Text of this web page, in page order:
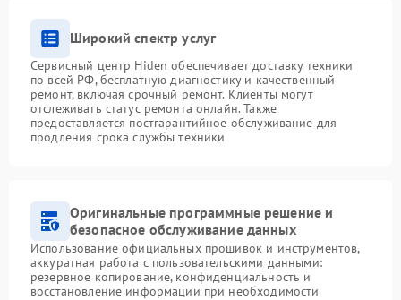
Широкий спектр услуг
Сервисный центр Hiden обеспечивает доставку техники
по всей РФ, бесплатную диагностику и качественный
ремонт, включая срочный ремонт. Клиенты могут
отслеживать статус ремонта онлайн. Также
предоставляется постгарантийное обслуживание для
продления срока службы техники
Оригинальные программные решение и
безопасное обслуживание данных
Использование официальных прошивок и инструментов,
аккуратная работа с пользовательскими данными:
резервное копирование, конфиденциальность и
восстановление информации при необходимости